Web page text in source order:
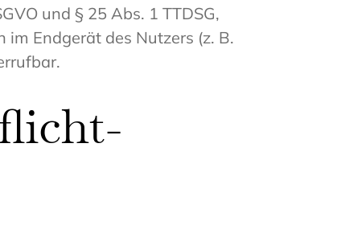
und § 25 Abs. 1 TTDSG,
Endgerät des Nutzers (z. B.